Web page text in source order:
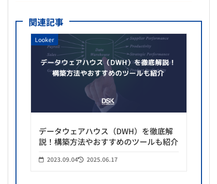
関連記事
Looker
データウェアハウス（DWH）を徹底解
説！構築方法やおすすめのツールも紹介
2023.09.04 2025.06.17